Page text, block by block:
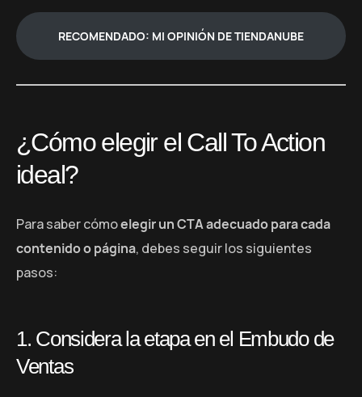
RECOMENDADO: MI OPINIÓN DE TIENDANUBE
¿Cómo elegir el Call To Action
ideal?
Para saber cómoelegir un CTA adecuado para cada
contenido o página, debes seguir los siguientes
pasos:
1. Considera la etapa en el Embudo de
Ventas